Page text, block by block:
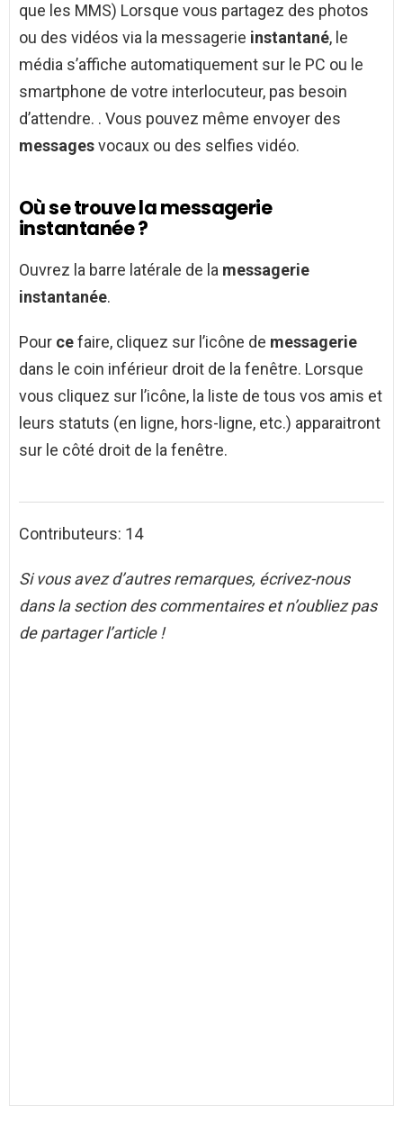
que les MMS) Lorsque vous partagez des photos
ou des vidéos via la messagerie instantané, le
média s’affiche automatiquement sur le PC ou le
smartphone de votre interlocuteur, pas besoin
d’attendre. . Vous pouvez même envoyer des
messagesvocaux ou des selfies vidéo.
Où se trouve la messagerie
instantanée ?
Ouvrez la barre latérale de la messagerie
instantanée.
Pour cefaire, cliquez sur l’icône de messagerie
dans le coin inférieur droit de la fenêtre. Lorsque
vous cliquez sur l’icône, la liste de tous vos amis et
leurs statuts (en ligne, hors-ligne, etc.) apparaitront
sur le côté droit de la fenêtre.
Contributeurs: 14
Si vous avez d’autres remarques, écrivez-nous
dans la section des commentaires et n’oubliez pas
de partager l’article !